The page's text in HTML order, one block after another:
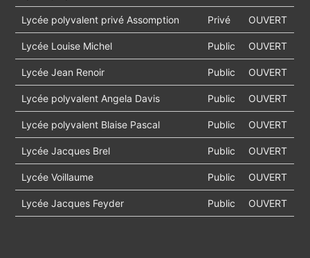
Lycée polyvalent privé Assomption Privé OUVERT
Lycée Louise Michel Public OUVERT
Lycée Jean Renoir Public OUVERT
Lycée polyvalent Angela Davis Public OUVERT
Lycée polyvalent Blaise Pascal Public OUVERT
Lycée Jacques Brel Public OUVERT
Lycée Voillaume Public OUVERT
Lycée Jacques Feyder Public OUVERT